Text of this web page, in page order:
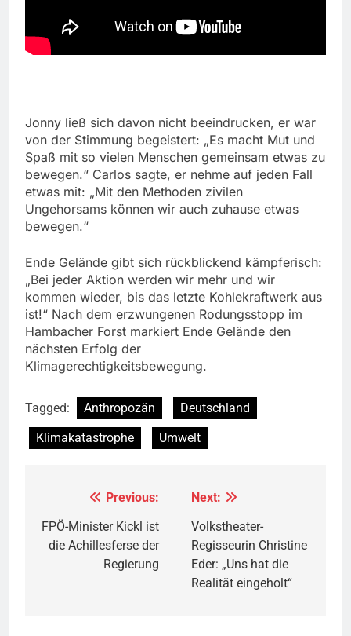
Jonny ließ sich davon nicht beeindrucken, er war
von der Stimmung begeistert: „Es macht Mut und
Spaß mit so vielen Menschen gemeinsam etwas zu
bewegen.“ Carlos sagte, er nehme auf jeden Fall
etwas mit: „Mit den Methoden zivilen
Ungehorsams können wir auch zuhause etwas
bewegen.“
Ende Gelände gibt sich rückblickend kämpferisch:
„Bei jeder Aktion werden wir mehr und wir
kommen wieder, bis das letzte Kohlekraftwerk aus
ist!“ Nach dem erzwungenen Rodungsstopp im
Hambacher Forst markiert Ende Gelände den
nächsten Erfolg der
Klimagerechtigkeitsbewegung.
Tagged: Anthropozän
Deutschland
Klimakatastrophe
Umwelt
Beitragsnavigation
Previous:
FPÖ-Minister Kickl ist
die Achillesferse der
Regierung
Next:
Volkstheater-
Regisseurin Christine
Eder: „Uns hat die
Realität eingeholt“